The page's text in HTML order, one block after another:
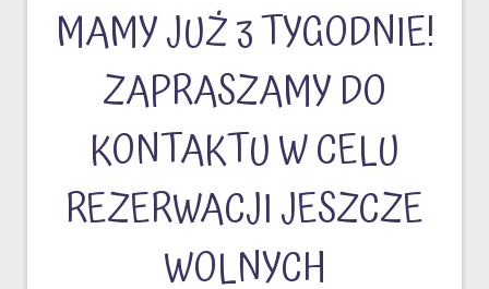
MAMY JUŻ 3 TYGODNIE!
ZAPRASZAMY DO
KONTAKTU W CELU
REZERWACJI JESZCZE
WOLNYCH